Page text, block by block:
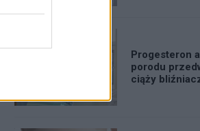
Progesteron
porodu
ciąży